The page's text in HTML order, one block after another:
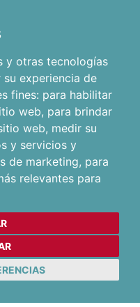
y otras tecnologías
experiencia de
fines: para habilitar
web, para brindar
web, medir su
y servicios y
de marketing, para
relevantes para